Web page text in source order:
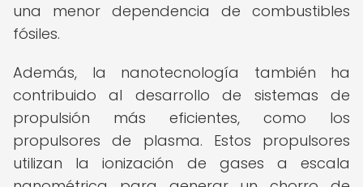
una menor dependencia de combustibles
fósiles.
Además, la nanotecnología también ha
contribuido al desarrollo de sistemas de
propulsión más eficientes, como los
propulsores de plasma. Estos propulsores
utilizan la ionización de gases a escala